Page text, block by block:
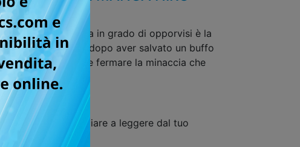
L’unica cosa in grado di opporvisi è la
le forze del male dopo aver salvato un buffo
le altre Rave e fermare la minaccia che
e cominciare a leggere dal tuo